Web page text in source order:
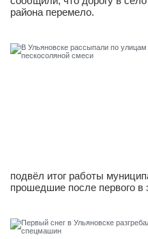
района перемело.
подвёл итог работы
прошедшие после первого в